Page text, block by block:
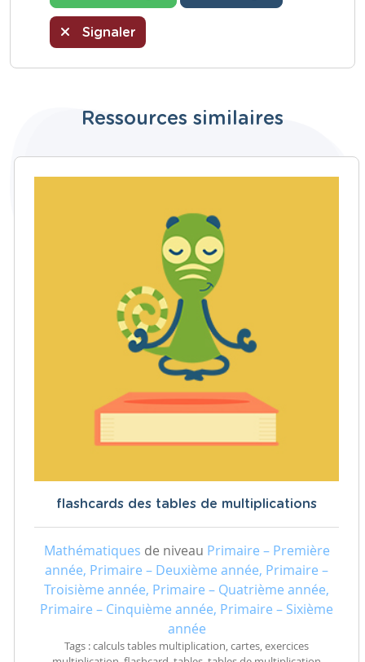
Signaler
Ressources similaires
flashcards des tables de multiplications
Mathématiques de niveau Primaire – Première
année, Primaire – Deuxième année, Primaire –
Troisième année, Primaire – Quatrième année,
Primaire – Cinquième année, Primaire – Sixième
année
Tags : calculs tables multiplication, cartes, exercices